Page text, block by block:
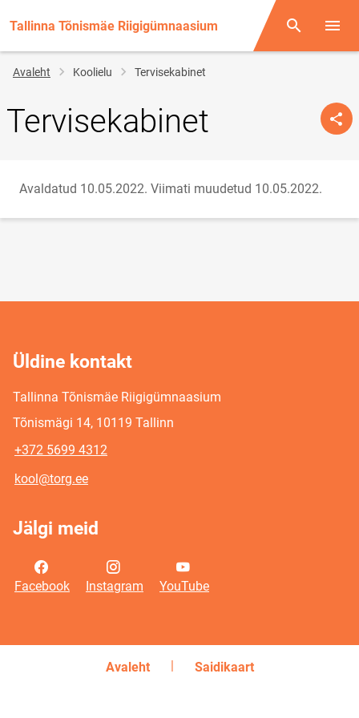
Tallinna Tõnismäe Riigigümnaasium Otsing
Jälglink
Avaleht Koolielu Tervisekabinet
Tervisekabinet
Avaldatud 10.05.2022. Viimati muudetud 10.05.2022.
Üldine kontakt
Tallinna Tõnismäe Riigigümnaasium
Tõnismägi 14, 10119 Tallinn
+372 5699 4312
kool@torg.ee
Jälgi meid
Facebook Instagram YouTube
Avaleht Saidikaart